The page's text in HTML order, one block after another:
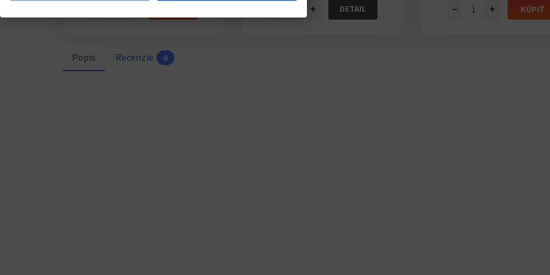
+ DETAIL − + KÚPIŤ
Popis Recenzie 0